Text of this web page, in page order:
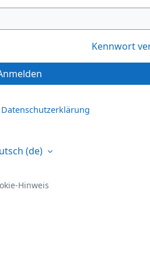
Kennwort
Datenschutzerklärung
‎(de)‎
Hinweis